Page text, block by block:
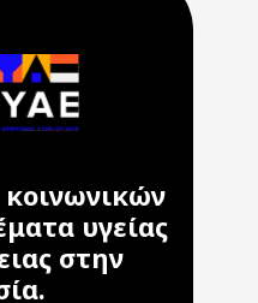
υγείας
στην